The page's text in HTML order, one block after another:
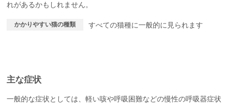
れがあるかもしれません。
かかりやすい猫の種類 すべての猫種に一般的に見られます
主な症状
一般的な症状としては、軽い咳や呼吸困難などの慢性の呼吸器症状